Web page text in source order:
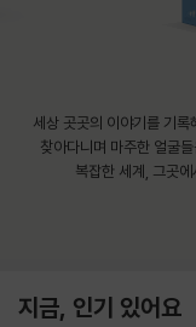
세상 곳곳의 이야기를 기
찾아다니며 마주한 얼굴
복잡한 세계, 그곳
지금, 인기 있어요